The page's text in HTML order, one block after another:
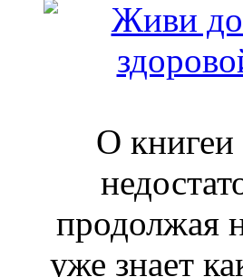
О книгеи
продолжая
уже знает